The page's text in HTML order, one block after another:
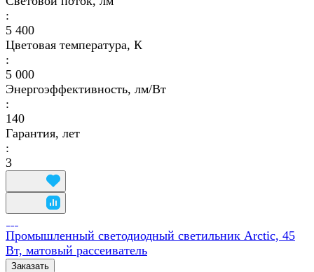
:
5 400
Цветовая температура, К
:
5 000
Энергоэффективность, лм/Вт
:
140
Гарантия, лет
:
3
Промышленный светодиодный светильник Arctic, 45
Вт, матовый рассеиватель
Заказать